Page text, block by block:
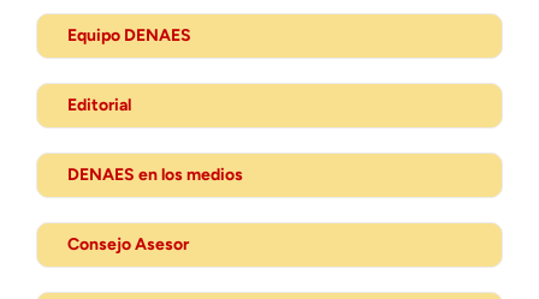
Equipo DENAES
Editorial
DENAES en los medios
Consejo Asesor